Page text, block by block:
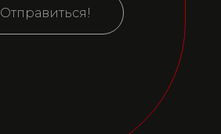
Отправиться!